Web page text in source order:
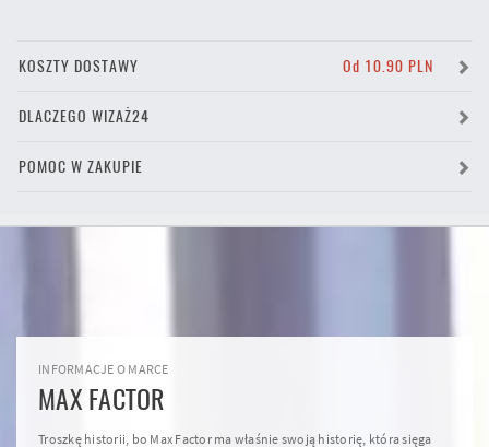
KOSZTY DOSTAWY Od 10.90 PLN
DLACZEGO WIZAŻ24
POMOC W ZAKUPIE
INFORMACJE O MARCE
MAX FACTOR
Troszkę historii, bo Max Factor ma właśnie swoją historię, która sięga